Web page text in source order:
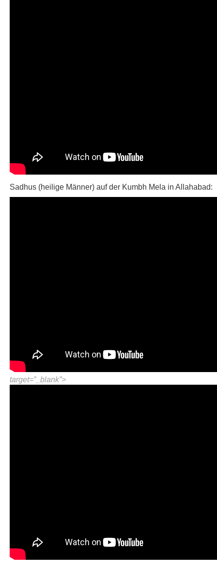
Sadhus (heilige Männer) auf der Kumbh Mela in Allahabad:
target=”_blank”>